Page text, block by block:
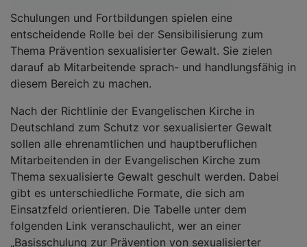
Schulungen und Fortbildungen spielen eine
entscheidende Rolle bei der Sensibilisierung zum
Thema Prävention sexualisierter Gewalt. Sie zielen
darauf ab Mitarbeitende sprach- und handlungsfähig in
diesem Bereich zu machen.
Nach der Richtlinie der Evangelischen Kirche in
Deutschland zum Schutz vor sexualisierter Gewalt
sollen alle ehrenamtlichen und hauptberuflichen
Mitarbeitenden in der Evangelischen Kirche zum
Thema sexualisierte Gewalt geschult werden. Dabei
gibt es unterschiedliche Formate, die sich am
Einsatzfeld orientieren. Die Tabelle unter dem
folgenden Link veranschaulicht, wer an einer
„Basisschulung zur Prävention von sexualisierter